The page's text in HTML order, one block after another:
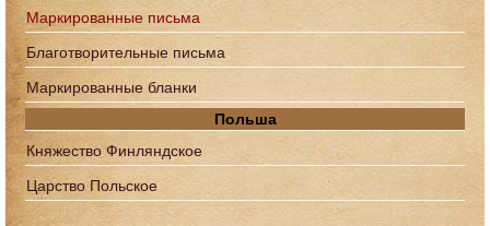
Маркированные письма
Благотворительные письма
Маркированные бланки
Польша
Княжество Финляндское
Царство Польское